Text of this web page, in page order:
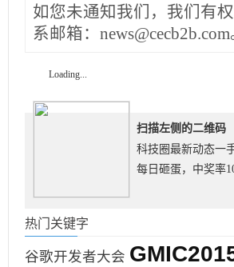
如您未通知我们，我们有
系邮箱：news@cecb2b.com
Loading...
扫描左侧的二维码
科技圈最新动态一
每日砸蛋，中奖率
热门关键字
谷歌开发者大会